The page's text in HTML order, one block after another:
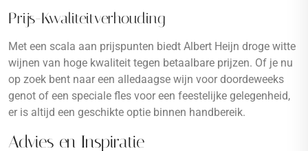
Prijs-Kwaliteitverhouding
Met een scala aan prijspunten biedt Albert Heijn droge witte
wijnen van hoge kwaliteit tegen betaalbare prijzen. Of je nu
op zoek bent naar een alledaagse wijn voor doordeweeks
genot of een speciale fles voor een feestelijke gelegenheid,
er is altijd een geschikte optie binnen handbereik.
Advies en Inspiratie